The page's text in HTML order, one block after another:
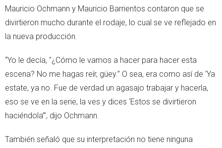
Mauricio Ochmann y Mauricio Barrientos contaron que se
divirtieron mucho durante el rodaje, lo cual se ve reflejado en
la nueva producción.
“Yo le decía, "¿Cómo le vamos a hacer para hacer esta
escena? No me hagas reír, güey.” O sea, era como así de ‘Ya
estate, ya no. Fue de verdad un agasajo trabajar y hacerla,
eso se ve en la serie, la ves y dices ‘Estos se divirtieron
haciéndola’”, dijo Ochmann.
También señaló que su interpretación no tiene ninguna